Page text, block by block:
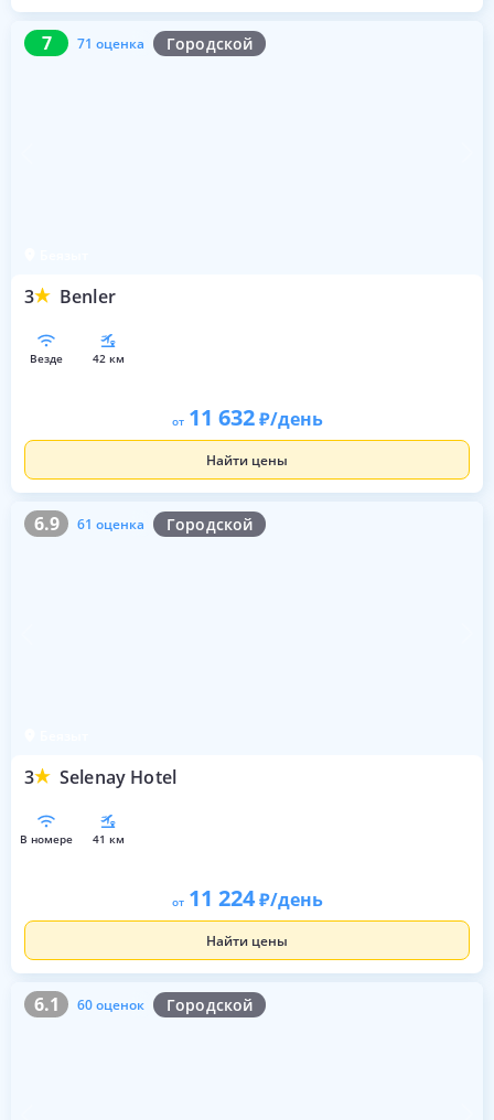
7 71 оценка Городской
3 Benler
7 71 оценка
везде 42 км
от 11 632 /день
Найти цены
6.9 61 оценка Городской
3 Selenay Hotel
6.9 61 оценка
в номере 41 км
от 11 224 /день
Найти цены
6.1 60 оценок Городской
6.1 60 оценок